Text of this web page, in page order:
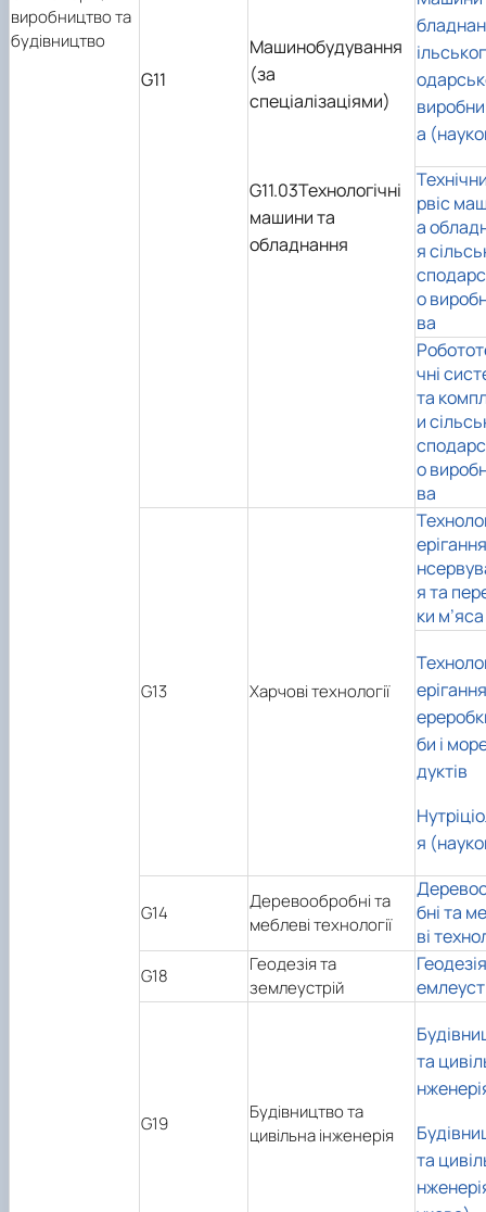
виробництво та
будівництво
G11
Машинобудування
(за
спеціалізаціями)
G11.03Технологічні
машини та
обладнання
а
рвіс
а
я
о
ва
чні
та
и
о
ва
G13 Харчові технології
я та
ки м’яса
би і
дуктів
я
G14
Деревообробні та
меблеві технології
бні та
ві
G18
Геодезія та
землеустрій
G19
Будівництво та
цивільна інженерія
та
та